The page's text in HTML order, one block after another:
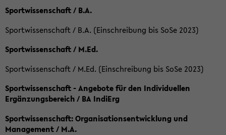
Sportwissenschaft / B.A.
Sportwissenschaft / B.A. (Einschreibung bis SoSe 2023)
Sportwissenschaft / M.Ed.
Sportwissenschaft / M.Ed. (Einschreibung bis SoSe 2023)
Sportwissenschaft - Angebote für den Individuellen
Ergänzungsbereich / BA IndiErg
Sportwissenschaft: Organisationsentwicklung und
Management / M.A.